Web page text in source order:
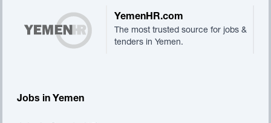
YemenHR.com
The most trusted source for jobs &
tenders in Yemen.
Jobs in Yemen